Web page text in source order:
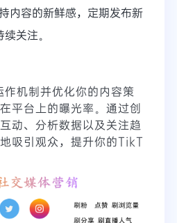
内容的新鲜感，定期发布新
关注。
机制并优化你的内容策
平台上的曝光率。通过创
动、分析数据以及关注趋
吸引观众，提升你的TikT